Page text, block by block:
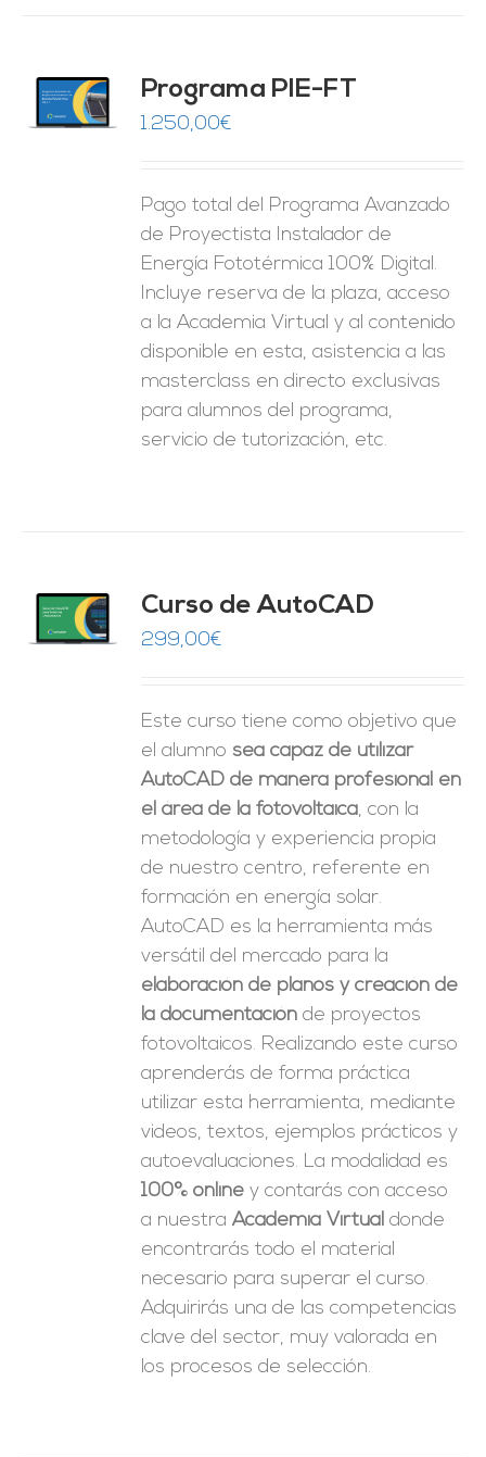
Programa PIE-FT
1.250,00€
Pago total del Programa Avanzado
de Proyectista Instalador de
Energía Fototérmica 100% Digital.
Incluye reserva de la plaza, acceso
a la Academia Virtual y al contenido
disponible en esta, asistencia a las
masterclass en directo exclusivas
para alumnos del programa,
servicio de tutorización, etc.
Curso de AutoCAD
299,00€
Este curso tiene como objetivo que
el alumno sea capaz de utilizar
AutoCAD de manera profesional en
el área de la fotovoltaica, con la
metodología y experiencia propia
de nuestro centro, referente en
formación en energía solar.
AutoCAD es la herramienta más
versátil del mercado para la
elaboración de planos y creación de
la documentación de proyectos
fotovoltaicos. Realizando este curso
aprenderás de forma práctica
utilizar esta herramienta, mediante
videos, textos, ejemplos prácticos y
autoevaluaciones. La modalidad es
100% online y contarás con acceso
a nuestraAcademia Virtual donde
encontrarás todo el material
necesario para superar el curso.
Adquirirás una de las competencias
clave del sector, muy valorada en
los procesos de selección.